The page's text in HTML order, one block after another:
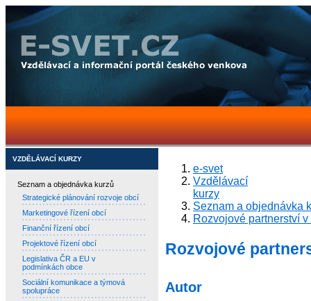
VZDĚLÁVACÍ KURZY
Seznam a objednávka kurzů
Strategické plánování rozvoje obcí
Marketingové řízení obcí
Finanční řízení obcí
Projektové řízení obcí
Legislativa ČR a EU v
podmínkách obce
Sociální komunikace a týmová
spolupráce
e-svet
Vzdělávací
kurzy
Seznam a objednávka
Rozvojové partnerství
Rozvojové
Autor